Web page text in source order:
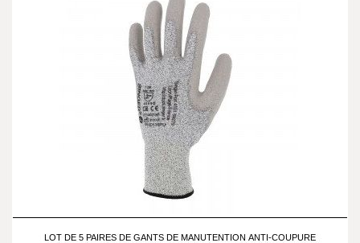
LOT DE 5 PAIRES DE GANTS DE MANUTENTION ANTI-COUPURE